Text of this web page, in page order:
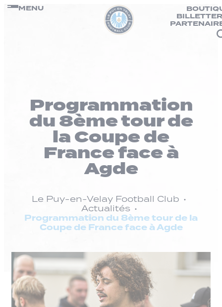
Passer
MENU
Programmation
du 8ème tour de
la Coupe de
France face à
Agde
Le Puy-en-Velay Football Club
Actualités
Programmation du 8ème tour de la
Coupe de France face à Agde
Panneau de gestion des cookies